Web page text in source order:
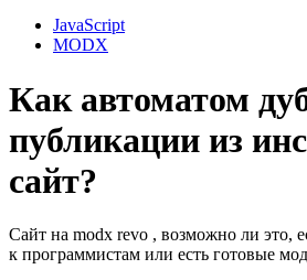
JavaScript
MODX
Как автоматом
публикации из
сайт?
Сайт на modx revo , возможно ли это,
к программистам или есть готовые